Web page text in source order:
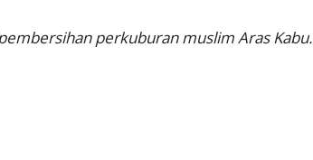
perkuburan muslim Aras Kabu.